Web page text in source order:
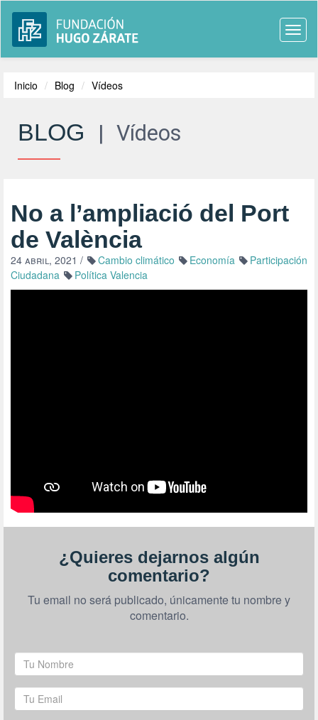
Inicio Blog Vídeos
BLOG | Vídeos
No a l’ampliació del Port
de València
24 abril, 2021 / Cambio climático Economía
Participación
Ciudadana
Política Valencia
¿Quieres dejarnos algún
comentario?
Tu email no será publicado, únicamente tu nombre y
comentario.